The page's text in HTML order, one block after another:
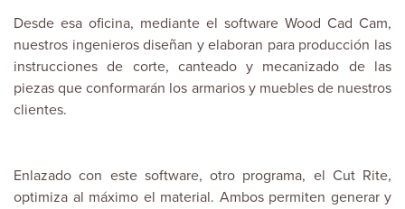
Desde esa oficina, mediante el software Wood Cad Cam,
nuestros ingenieros diseñan y elaboran para producción las
instrucciones de corte, canteado y mecanizado de las
piezas que conformarán los armarios y muebles de nuestros
clientes.
Enlazado con este software, otro programa, el Cut Rite,
optimiza al máximo el material. Ambos permiten generar y